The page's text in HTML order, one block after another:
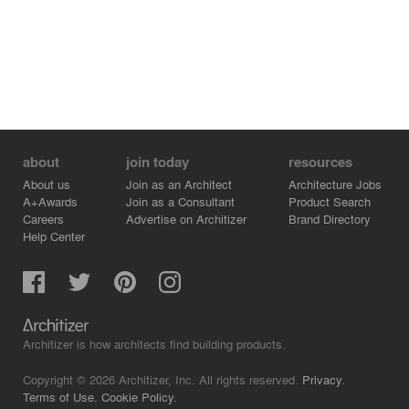
about
About us
A+Awards
Careers
Help Center
join today
Join as an Architect
Join as a Consultant
Advertise on Architizer
resources
Architecture Jobs
Product Search
Brand Directory
Architizer is how architects find building products.
Copyright © 2026 Architizer, Inc. All rights reserved. Privacy.
Terms of Use. Cookie Policy.